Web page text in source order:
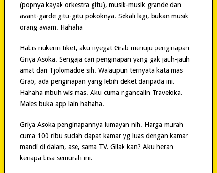
(popnya kayak orkestra gitu), musik-musik grande dan
avant-garde gitu-gitu pokoknya. Sekali lagi, bukan musik
orang awam. Hahaha
Habis nukerin tiket, aku nyegat Grab menuju penginapan
Griya Asoka. Sengaja cari penginapan yang gak jauh-jauh
amat dari Tjolomadoe sih. Walaupun ternyata kata mas
Grab, ada penginapan yang lebih deket daripada ini.
Hahaha mbuh wis mas. Aku cuma ngandalin Traveloka.
Males buka app lain hahaha.
Griya Asoka penginapannya lumayan nih. Harga murah
cuma 100 ribu sudah dapat kamar yg luas dengan kamar
mandi di dalam, ase, sama TV. Gilak kan? Aku heran
kenapa bisa semurah ini.